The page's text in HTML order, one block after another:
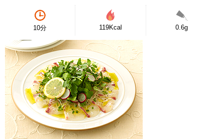
10分 119Kcal 0.6g